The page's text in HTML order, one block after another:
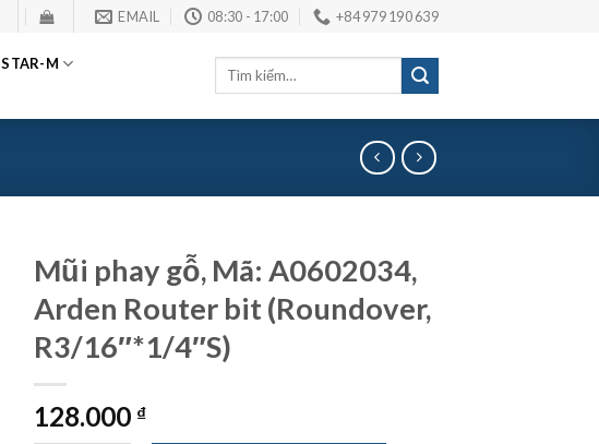
EMAIL 08:30 - 17:00 +84 979 190 639
STAR-M
Tìm
Mũi phay gỗ, Mã: A0602034,
Arden Router bit (Roundover,
R3/16″*1/4″S)
128.000 ₫